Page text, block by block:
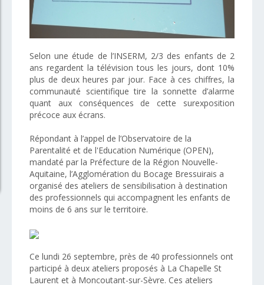
Selon une étude de l’INSERM, 2/3 des enfants de 2
ans regardent la télévision tous les jours, dont 10%
plus de deux heures par jour. Face à ces chiffres, la
communauté scientifique tire la sonnette d’alarme
quant aux conséquences de cette surexposition
précoce aux écrans.
Répondant à l’appel de l’Observatoire de la
Parentalité et de l'Education Numérique (OPEN),
mandaté par la Préfecture de la Région Nouvelle-
Aquitaine, l’Agglomération du Bocage Bressuirais a
organisé des ateliers de sensibilisation à destination
des professionnels qui accompagnent les enfants de
moins de 6 ans sur le territoire.
Ce lundi 26 septembre, près de 40 professionnels ont
participé à deux ateliers proposés à La Chapelle St
Laurent et à Moncoutant-sur-Sèvre. Ces ateliers